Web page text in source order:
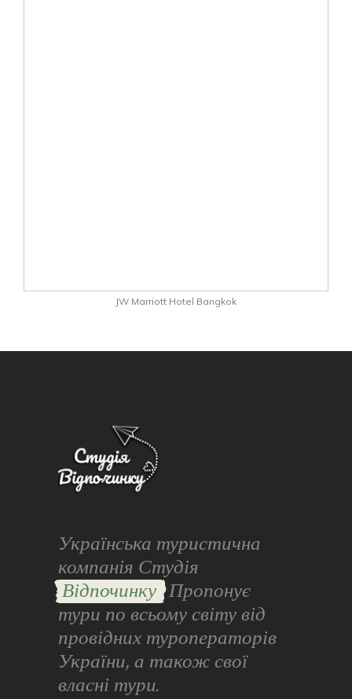
JW Marriott Hotel Bangkok
Українська туристична
компанія Студія
Відпочинку Пропонує
тури по всьому світу від
провідних туроператорів
України, а також свої
власні тури.